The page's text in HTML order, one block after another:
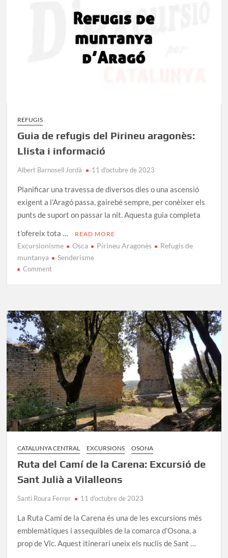
completa
excursionistes
REFUGIS
Guia de refugis del Pirineu aragonès:
Llista i informació
Albert Barnosell Jordà 11 d'octubre de 2023
Planificar una travessa de diversos dies o una ascensió
exigent a l’Aragó passa, gairebé sempre, per conèixer els
punts de suport on passar la nit. Aquesta guia completa
t’ofereix tota …
READ MORE
Excursionisme Osca Pirineu Aragonès
Refugis de
muntanya
Senderisme
Commenton
del
Pirineu
aragonès:
Llista
i
informació
CATALUNYA CENTRAL EXCURSIONS OSONA
Ruta del Camí de la Carena: Excursió de
Sant Julià a Vilalleons
Santi Roura Ferrer 11 d'octubre de 2023
La Ruta Camí de la Carena és una de les excursions més
emblemàtiques i assequibles de la comarca d’Osona, a
prop de Vic. Aquest itinerari uneix els nuclis de Sant …